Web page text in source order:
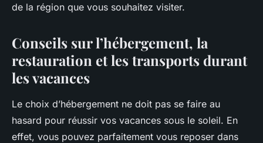
de la région que vous souhaitez visiter.
Conseils sur l’hébergement, la
restauration et les transports durant
les vacances
Le choix d’hébergement ne doit pas se faire au
hasard pour réussir vos vacances sous le soleil. En
effet, vous pouvez parfaitement vous reposer dans